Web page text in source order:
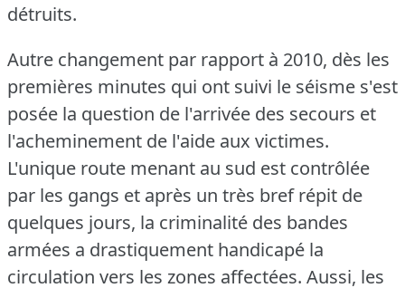
détruits.
Autre changement par rapport à 2010, dès les
premières minutes qui ont suivi le séisme s'est
posée la question de l'arrivée des secours et
l'acheminement de l'aide aux victimes.
L'unique route menant au sud est contrôlée
par les gangs et après un très bref répit de
quelques jours, la criminalité des bandes
armées a drastiquement handicapé la
circulation vers les zones affectées. Aussi, les